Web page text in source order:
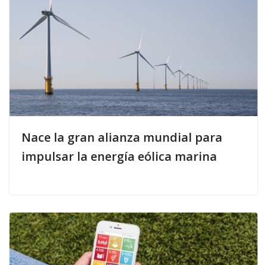
Nace la gran alianza mundial para
impulsar la energía eólica marina